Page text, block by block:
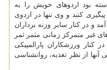
بود اردوهای خویش را به
كنند و وی تنها در اردوی
و در كنار سایر وزنه برداران
غیر متمركز زمانی مثمر ثمر
ورزشكاران پارالمپیكی
از نظر تغذیه، روانشناسی